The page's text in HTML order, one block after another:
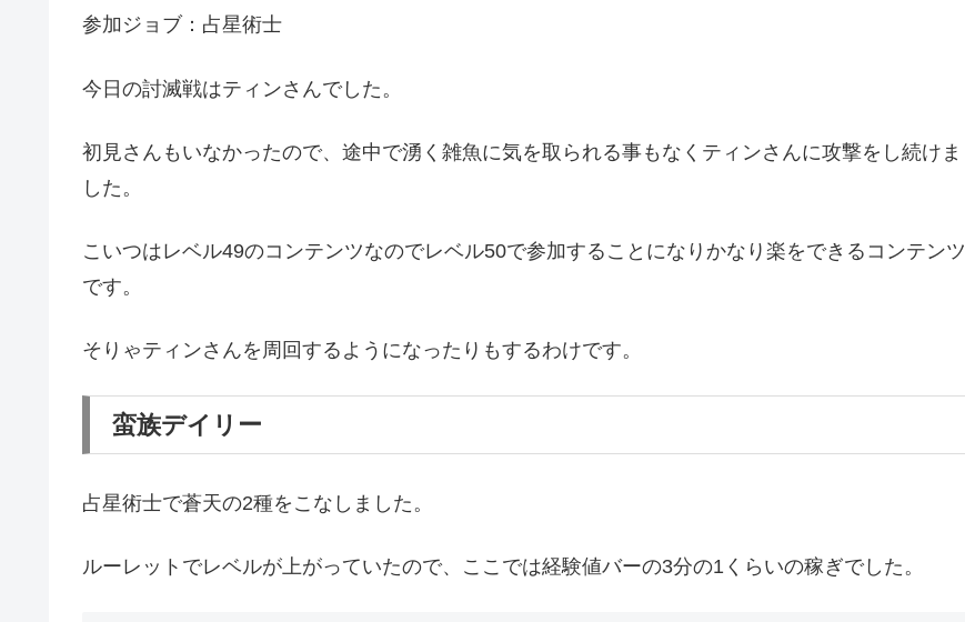
参加ジョブ：占星術士
今日の討滅戦はティンさんでした。
初見さんもいなかったので、途中で湧く雑魚に気を取られる事もなくティンさんに攻撃をし続けま
した。
こいつはレベル49のコンテンツなのでレベル50で参加することになりかなり楽をできるコンテンツ
です。
そりゃティンさんを周回するようになったりもするわけです。
蛮族デイリー
占星術士で蒼天の2種をこなしました。
ルーレットでレベルが上がっていたので、ここでは経験値バーの3分の1くらいの稼ぎでした。